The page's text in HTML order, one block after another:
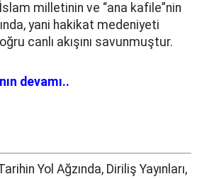
milletinin ve “ana kafile”nin
yani hakikat medeniyeti
canlı akışını savunmuştur.
devamı..
Yol Ağzında, Diriliş Yayınları,